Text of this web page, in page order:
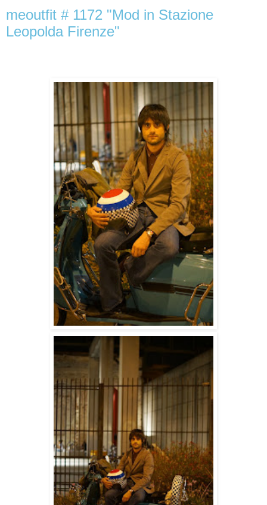
meoutfit # 1172 "Mod in Stazione
Leopolda Firenze"